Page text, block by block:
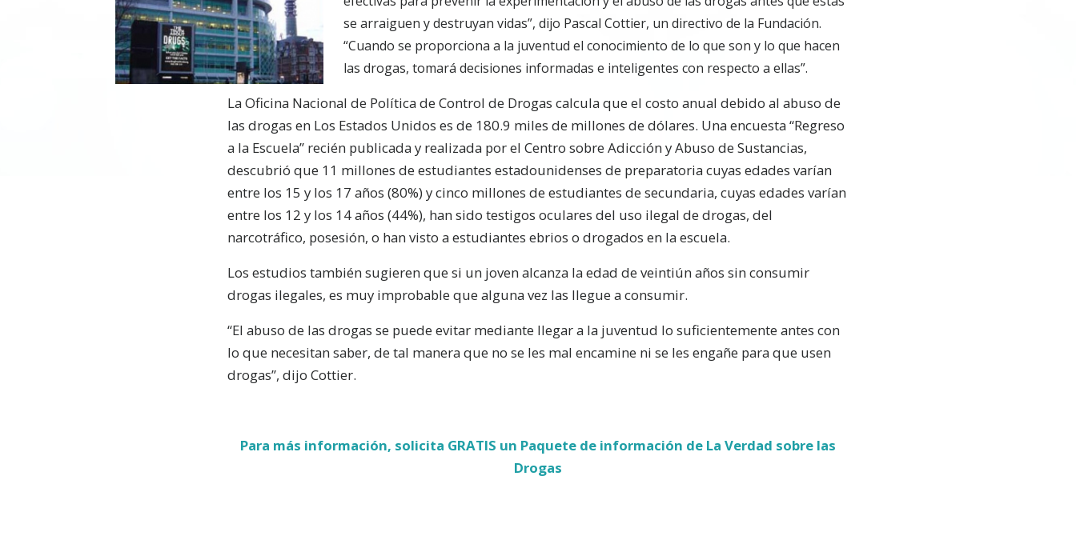
se arraiguen y destruyan vidas”, dijo Pascal Cottier, un directivo de la Fundación.
“Cuando se proporciona a la juventud el conocimiento de lo que son y lo que hacen
las drogas, tomará decisiones informadas e inteligentes con respecto a ellas”.
La Oficina Nacional de Política de Control de Drogas calcula que el costo anual debido al abuso de
las drogas en Los Estados Unidos es de 180.9 miles de millones de dólares. Una encuesta “Regreso
a la Escuela” recién publicada y realizada por el Centro sobre Adicción y Abuso de Sustancias,
descubrió que 11 millones de estudiantes estadounidenses de preparatoria cuyas edades varían
entre los 15 y los 17 años (80%) y cinco millones de estudiantes de secundaria, cuyas edades varían
entre los 12 y los 14 años (44%), han sido testigos oculares del uso ilegal de drogas, del
narcotráfico, posesión, o han visto a estudiantes ebrios o drogados en la escuela.
Los estudios también sugieren que si un joven alcanza la edad de veintiún años sin consumir
drogas ilegales, es muy improbable que alguna vez las llegue a consumir.
“El abuso de las drogas se puede evitar mediante llegar a la juventud lo suficientemente antes con
lo que necesitan saber, de tal manera que no se les mal encamine ni se les engañe para que usen
drogas”, dijo Cottier.
Para más información, solicita GRATIS un Paquete de información de La Verdad sobre las
Drogas